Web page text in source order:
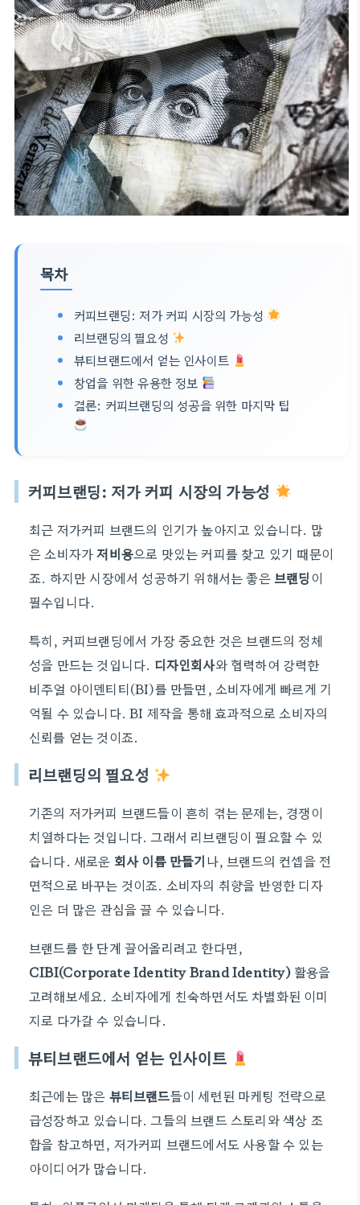
목차
커피브랜딩: 저가 커피 시장의 가능성
리브랜딩의 필요성
뷰티브랜드에서 얻는 인사이트
창업을 위한 유용한 정보
결론: 커피브랜딩의 성공을 위한 마지막 팁
커피브랜딩: 저가 커피 시장의 가능성
최근 저가커피 브랜드의 인기가 높아지고 있습니다. 많
은 소비자가저비용으로 맛있는 커피를 찾고 있기 때문이
죠. 하지만 시장에서 성공하기 위해서는 좋은 브랜딩이
필수입니다.
특히, 커피브랜딩에서 가장 중요한 것은 브랜드의 정체
성을 만드는 것입니다. 디자인회사와 협력하여 강력한
비주얼 아이덴티티(BI)를 만들면, 소비자에게 빠르게 기
억될 수 있습니다. BI 제작을 통해 효과적으로 소비자의
신뢰를 얻는 것이죠.
리브랜딩의 필요성
기존의 저가커피 브랜드들이 흔히 겪는 문제는, 경쟁이
치열하다는 것입니다. 그래서 리브랜딩이 필요할 수 있
습니다. 새로운 회사 이름 만들기나, 브랜드의 컨셉을 전
면적으로 바꾸는 것이죠. 소비자의 취향을 반영한 디자
인은 더 많은 관심을 끌 수 있습니다.
브랜드를 한 단계 끌어올리려고 한다면,
CIBI(Corporate Identity Brand Identity)활용을
고려해보세요. 소비자에게 친숙하면서도 차별화된 이미
지로 다가갈 수 있습니다.
뷰티브랜드에서 얻는 인사이트
최근에는 많은 뷰티브랜드들이 세련된 마케팅 전략으로
급성장하고 있습니다. 그들의 브랜드 스토리와 색상 조
합을 참고하면, 저가커피 브랜드에서도 사용할 수 있는
아이디어가 많습니다.